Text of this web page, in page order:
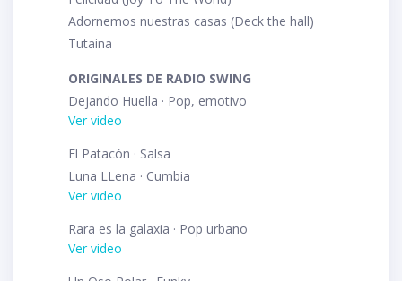
Adornemos nuestras casas (Deck the hall)
Tutaina
ORIGINALES DE RADIO SWING
Dejando Huella · Pop, emotivo
Ver video
El Patacón · Salsa
Luna LLena · Cumbia
Ver video
Rara es la galaxia · Pop urbano
Ver video